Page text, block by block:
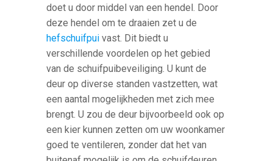
doet u door middel van een hendel. Door
deze hendel om te draaien zet u de
hefschuifpui vast. Dit biedt u
verschillende voordelen op het gebied
van de schuifpuibeveiliging. U kunt de
deur op diverse standen vastzetten, wat
een aantal mogelijkheden met zich mee
brengt. U zou de deur bijvoorbeeld ook op
een kier kunnen zetten om uw woonkamer
goed te ventileren, zonder dat het van